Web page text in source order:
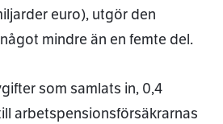
euro), utgör den
mindre än en femte del.
som samlats in, 0,4
arbetspensionsförsäkrarnas